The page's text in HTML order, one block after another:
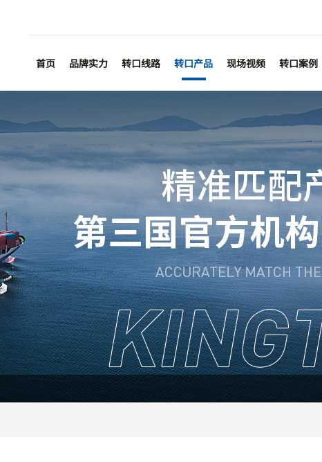
首页 品牌实力 转口线路 转口产品 现场视频 转口案例